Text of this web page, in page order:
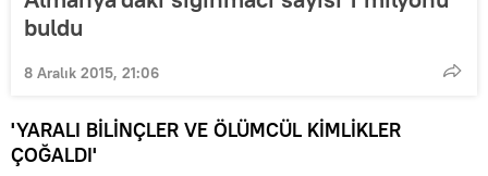
buldu
8 Aralık 2015, 21:06
'YARALI BİLİNÇLER VE ÖLÜMCÜL KİMLİKLER
ÇOĞALDI'